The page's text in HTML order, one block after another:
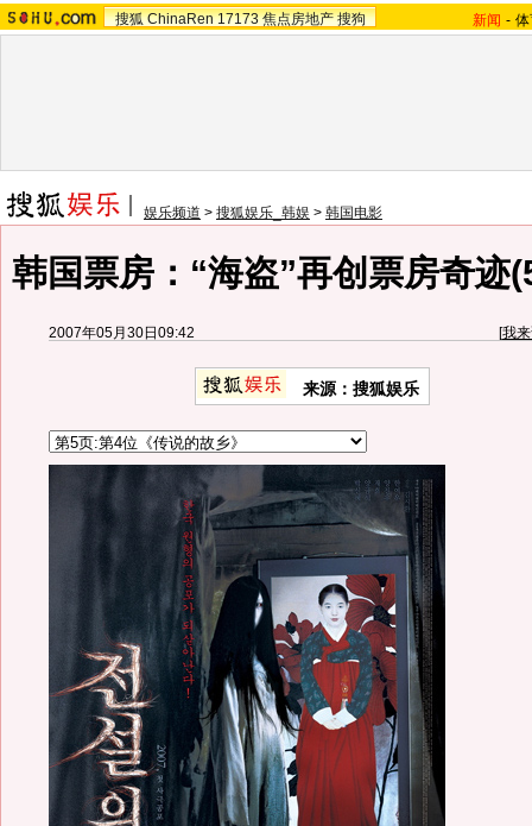
搜狐 ChinaRen 17173 焦点房地产 搜狗 新闻 -
娱乐频道 > 搜狐娱乐_韩娱 > 韩国电影
韩国票房：“海盗”再创票房奇迹
2007年05月30日09:42 [我
来源：搜狐娱乐